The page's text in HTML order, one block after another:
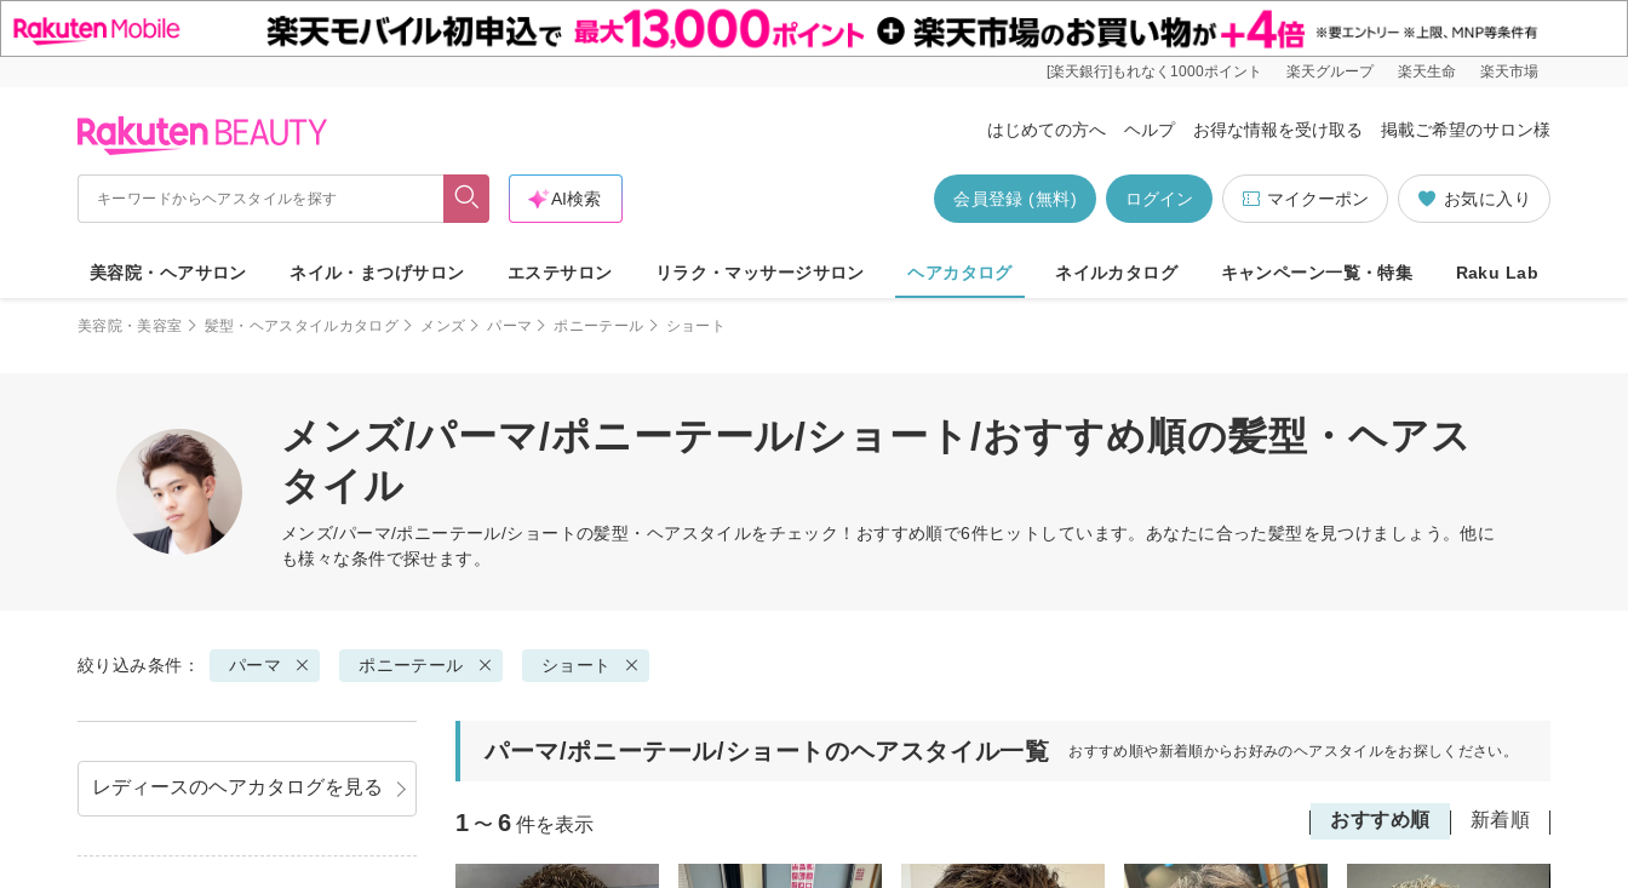
[楽天銀行]もれなく1000ポイント 楽天グループ 楽天生命 楽天市場
はじめての方へ ヘルプ お得な情報を受け取る 掲載ご希望のサロン様
お気に入り
マイクーポン
ログイン
会員登録 (無料)
AI検索
美容院・ヘアサロン ネイル・まつげサロン エステサロン リラク・マッサージサロン ヘアカタログ ネイルカタログ キャンペーン一覧・特集 Raku Lab
美容院・美容室 髪型・ヘアスタイルカタログ メンズ パーマ ポニーテール ショート
メンズ/パーマ/ポニーテール/ショート/おすすめ順の髪型・ヘアス
タイル
メンズ/パーマ/ポニーテール/ショートの髪型・ヘアスタイルをチェック！おすすめ順で6件ヒットしています。あなたに合った髪型を見つけましょう。他に
も様々な条件で探せます。
絞り込み条件： パーマ ポニーテール ショート
パーマ/ポニーテール/ショートのヘアスタイル一覧 おすすめ順や新着順からお好みのヘアスタイルをお探しください。
おすすめ順 新着順
1 〜 6 件を表示
レディースのヘアカタログを見る